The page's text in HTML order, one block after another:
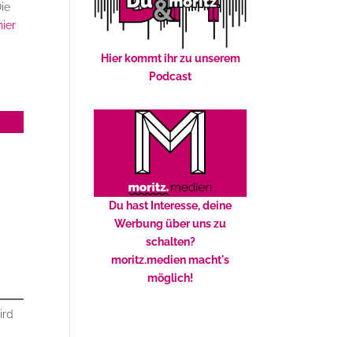
Hier kommt ihr zu unserem
Podcast
Du hast Interesse, deine
Werbung über uns zu
schalten?
moritz.medien macht's
möglich!